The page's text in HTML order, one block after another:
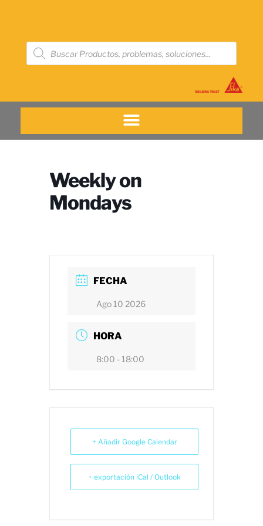
Weekly on
Mondays
FECHA
Ago 10 2026
HORA
8:00 - 18:00
+ Añadir Google Calendar
+ exportación iCal / Outlook